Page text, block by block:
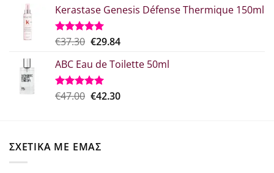
από 5
was:
€29.00.
τιμή
€21.75.
Kerastase Genesis Défense Thermique 150ml
Βαθμολογήθηκε
από 5
€37.30 Original
was:
€37.30.
€29.84Η
τιμή
€29.84.
ABC Eau de Toilette 50ml
Βαθμολογήθηκε
€47.00 Original
€42.30Η
ΣΧΕΤΙΚΑ ΜΕ ΕΜΑΣ